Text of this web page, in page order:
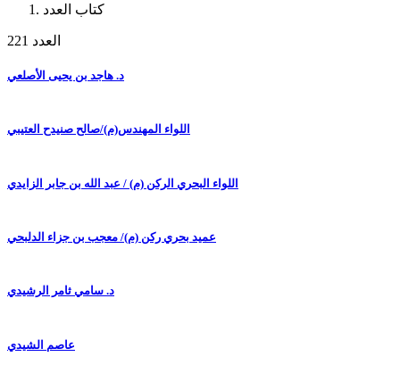
كتاب العدد
العدد 221
د. هاجد بن يحيى الأصلعي
اللواء المهندس(م)/صالح صنيدح العتيبي
اللواء البحري الركن (م) / عبد الله بن جابر الزايدي
عميد بحري ركن (م)/ معجب بن جزاء الدلبحي
د. سامي ثامر الرشيدي
عاصم الشيدي